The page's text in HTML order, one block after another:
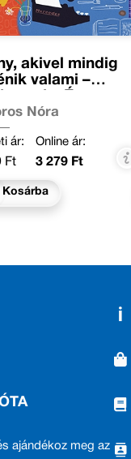
akivel mindig
valami –
Nóra
ár:
Ft
Online ár:
3 279 Ft
Kosárba
ajándékoz meg az